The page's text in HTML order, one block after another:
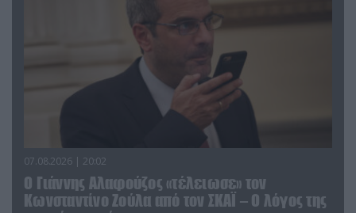
07.08.2026 | 20:02
Ο Γιάννης Αλαφούζος «τέλειωσε» τον
Κωνσταντίνο Ζούλα από τον ΣΚΑΪ – Ο λόγος της